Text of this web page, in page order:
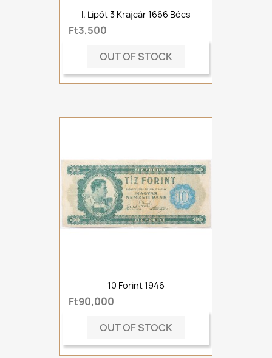
I. Lipót 3 Krajcár 1666 Bécs
Ft3,500
OUT OF STOCK
10 Forint 1946
Ft90,000
OUT OF STOCK